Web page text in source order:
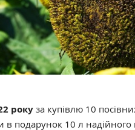
року за купівлю 10
подарунок 10 л надійного